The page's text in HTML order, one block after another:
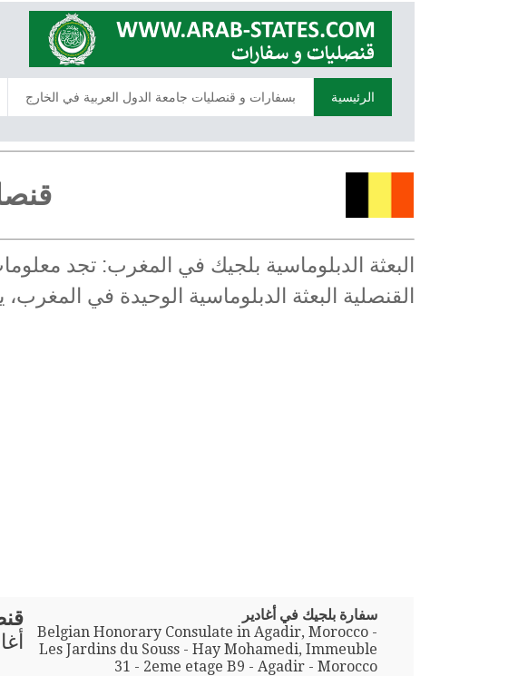
الرئيسية بسفارات و قنصليات جامعة الدول العربية في الخارج
البعثة الدبلوماسية بلجيك في المغرب: تجد
القنصلية البعثة الدبلوماسية الوحيدة في
سفارة بلجيك في أغادير
Belgian Honorary Consulate in Agadir, Morocco -
Les Jardins du Souss - Hay Mohamedi, Immeuble
31 - 2eme etage B9 - Agadir - Morocco